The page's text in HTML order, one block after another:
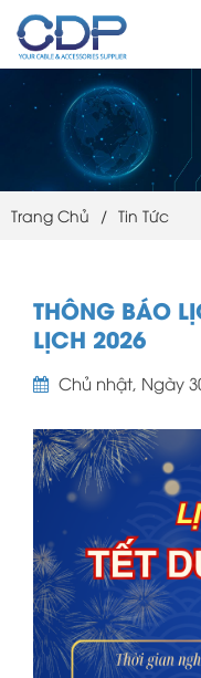
Trang Chủ / Tin Tức
THÔNG BÁO
LỊCH 2026
Chủ nhật, Ngày